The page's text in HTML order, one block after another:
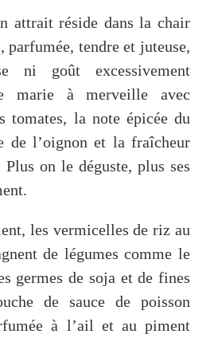
attrait réside dans la chair
parfumée, tendre et juteuse,
ni goût excessivement
marie à merveille avec
tomates, la note épicée du
de l’oignon et la fraîcheur
on le déguste, plus ses
les vermicelles de riz au
de légumes comme le
germes de soja et de fines
de sauce de poisson
à l’ail et au piment